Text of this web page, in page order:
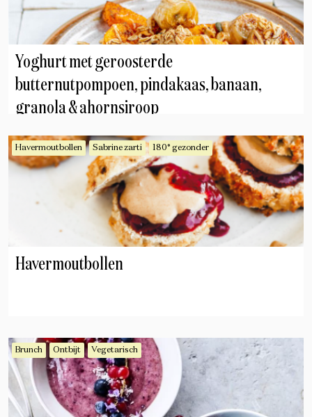
Yoghurt met geroosterde
butternutpompoen, pindakaas, banaan,
granola & ahornsiroop
Havermoutbollen Sabrine zarti 180° gezonder
Havermoutbollen
Brunch Ontbijt Vegetarisch